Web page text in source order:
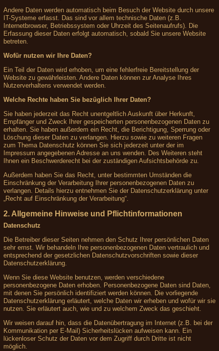
Andere Daten werden automatisch beim Besuch der Website durch unsere
IT-Systeme erfasst. Das sind vor allem technische Daten (z.B.
Internetbrowser, Betriebssystem oder Uhrzeit des Seitenaufrufs). Die
Erfassung dieser Daten erfolgt automatisch, sobald Sie unsere Website
betreten.
Wofür nutzen wir Ihre Daten?
Ein Teil der Daten wird erhoben, um eine fehlerfreie Bereitstellung der
Website zu gewährleisten. Andere Daten können zur Analyse Ihres
Nutzerverhaltens verwendet werden.
Welche Rechte haben Sie bezüglich Ihrer Daten?
Sie haben jederzeit das Recht unentgeltlich Auskunft über Herkunft,
Empfänger und Zweck Ihrer gespeicherten personenbezogenen Daten zu
erhalten. Sie haben außerdem ein Recht, die Berichtigung, Sperrung oder
Löschung dieser Daten zu verlangen. Hierzu sowie zu weiteren Fragen
zum Thema Datenschutz können Sie sich jederzeit unter der im
Impressum angegebenen Adresse an uns wenden. Des Weiteren steht
Ihnen ein Beschwerderecht bei der zuständigen Aufsichtsbehörde zu.
Außerdem haben Sie das Recht, unter bestimmten Umständen die
Einschränkung der Verarbeitung Ihrer personenbezogenen Daten zu
verlangen. Details hierzu entnehmen Sie der Datenschutzerklärung unter
„Recht auf Einschränkung der Verarbeitung“.
2. Allgemeine Hinweise und Pflichtinformationen
Datenschutz
Die Betreiber dieser Seiten nehmen den Schutz Ihrer persönlichen Daten
sehr ernst. Wir behandeln Ihre personenbezogenen Daten vertraulich und
entsprechend der gesetzlichen Datenschutzvorschriften sowie dieser
Datenschutzerklärung.
Wenn Sie diese Website benutzen, werden verschiedene
personenbezogene Daten erhoben. Personenbezogene Daten sind Daten,
mit denen Sie persönlich identifiziert werden können. Die vorliegende
Datenschutzerklärung erläutert, welche Daten wir erheben und wofür wir sie
nutzen. Sie erläutert auch, wie und zu welchem Zweck das geschieht.
Wir weisen darauf hin, dass die Datenübertragung im Internet (z.B. bei der
Kommunikation per E-Mail) Sicherheitslücken aufweisen kann. Ein
lückenloser Schutz der Daten vor dem Zugriff durch Dritte ist nicht
möglich.